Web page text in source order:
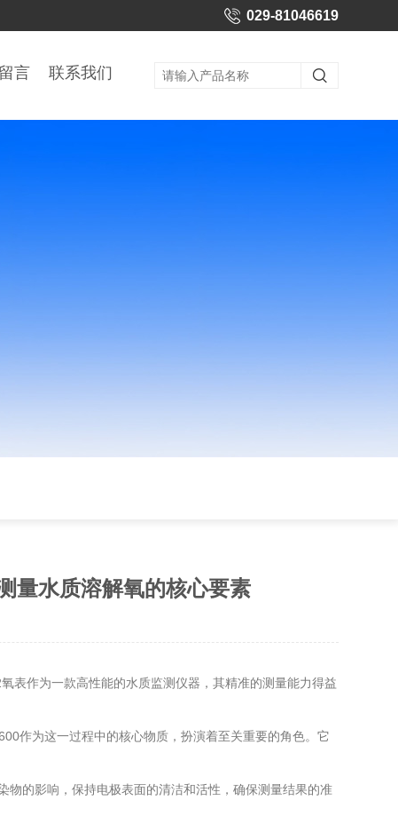
029-81046619
言 联系我们
量水质溶解氧的核心要素
作为一款高性能的水质监测仪器，其精准的测量能力得益
作为这一过程中的核心物质，扮演着至关重要的角色。它
的影响，保持电极表面的清洁和活性，确保测量结果的准